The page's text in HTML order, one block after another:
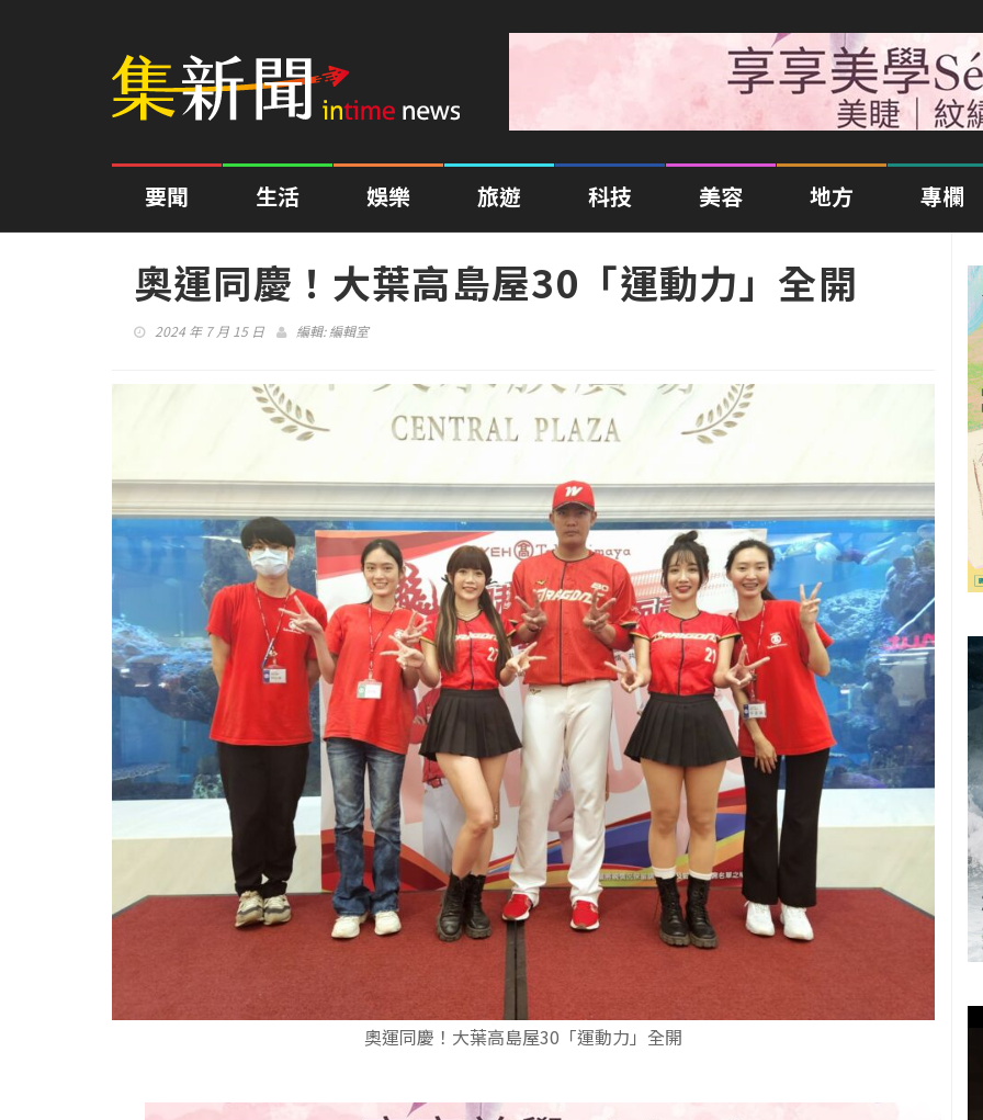
要聞 生活 娛樂 旅遊 科技 美容 地方 專欄
奧運同慶！大葉高島屋30「運動力」全開
2024 年 7 月 15 日 編輯:編輯室
奧運同慶！大葉高島屋30「運動力」全開